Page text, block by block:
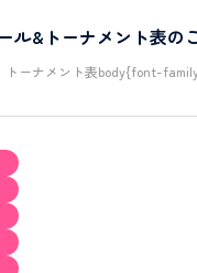
&トーナメント表の
トーナメント表body{font-